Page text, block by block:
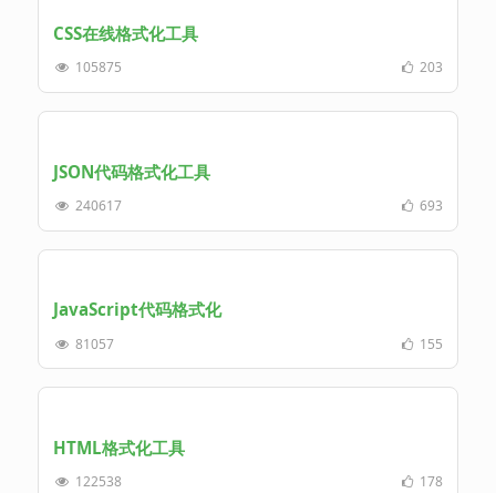
CSS在线格式化工具
105875 203
JSON代码格式化工具
240617 693
JavaScript代码格式化
81057 155
HTML格式化工具
122538 178